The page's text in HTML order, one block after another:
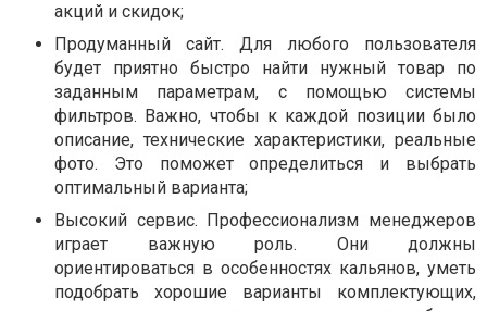
акций и скидок;
Продуманный сайт. Для любого пользователя
будет приятно быстро найти нужный товар по
заданным параметрам, с помощью системы
фильтров. Важно, чтобы к каждой позиции было
описание, технические характеристики, реальные
фото. Это поможет определиться и выбрать
оптимальный варианта;
Высокий сервис. Профессионализм менеджеров
играет важную роль. Они должны
ориентироваться в особенностях кальянов, уметь
подобрать хорошие варианты комплектующих,